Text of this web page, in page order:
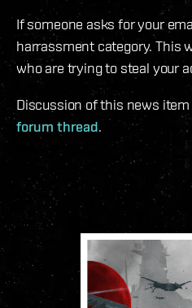
If someone asks for your
harrassment category. This
who are trying to steal your
Discussion of this news
forum thread.